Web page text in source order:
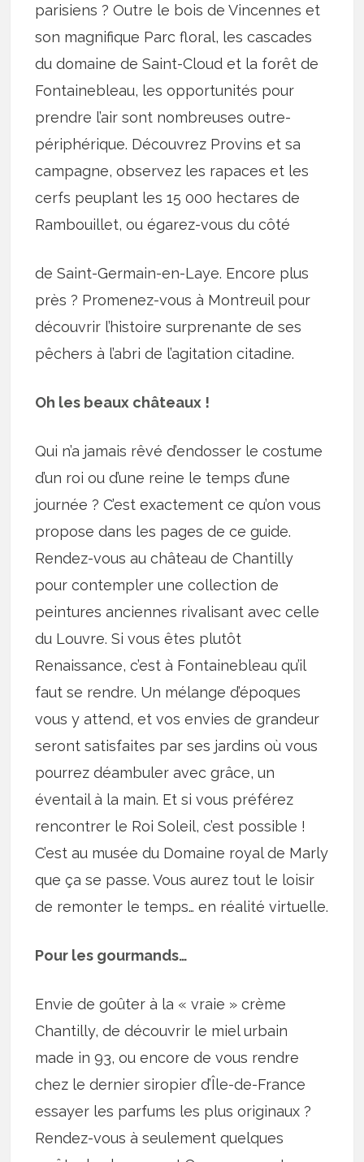
parisiens ? Outre le bois de Vincennes et
son magnifique Parc floral, les cascades
du domaine de Saint-Cloud et la forêt de
Fontainebleau, les opportunités pour
prendre l’air sont nombreuses outre-
périphérique. Découvrez Provins et sa
campagne, observez les rapaces et les
cerfs peuplant les 15 000 hectares de
Rambouillet, ou égarez-vous du côté
de Saint-Germain-en-Laye. Encore plus
près ? Promenez-vous à Montreuil pour
découvrir l’histoire surprenante de ses
pêchers à l’abri de l’agitation citadine.
Oh les beaux châteaux !
Qui n’a jamais rêvé d’endosser le costume
d’un roi ou d’une reine le temps d’une
journée ? C’est exactement ce qu’on vous
propose dans les pages de ce guide.
Rendez-vous au château de Chantilly
pour contempler une collection de
peintures anciennes rivalisant avec celle
du Louvre. Si vous êtes plutôt
Renaissance, c’est à Fontainebleau qu’il
faut se rendre. Un mélange d’époques
vous y attend, et vos envies de grandeur
seront satisfaites par ses jardins où vous
pourrez déambuler avec grâce, un
éventail à la main. Et si vous préférez
rencontrer le Roi Soleil, c’est possible !
C’est au musée du Domaine royal de Marly
que ça se passe. Vous aurez tout le loisir
de remonter le temps… en réalité virtuelle.
Pour les gourmands…
Envie de goûter à la « vraie » crème
Chantilly, de découvrir le miel urbain
made in 93, ou encore de vous rendre
chez le dernier siropier d’Île-de-France
essayer les parfums les plus originaux ?
Rendez-vous à seulement quelques